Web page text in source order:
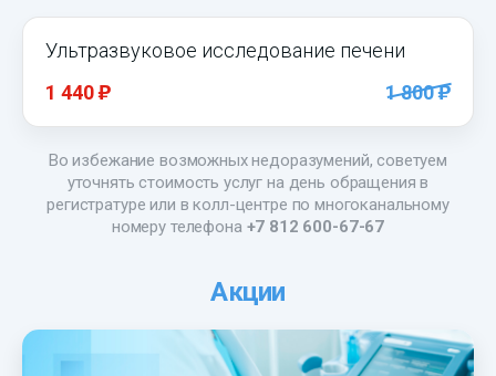
Ультразвуковое исследование печени
1 440) 1 800)
Во избежание возможных недоразумений, советуем
уточнять стоимость услуг на день обращения в
регистратуре или в колл-центре по многоканальному
номеру телефона +7 812 600-67-67
Акции